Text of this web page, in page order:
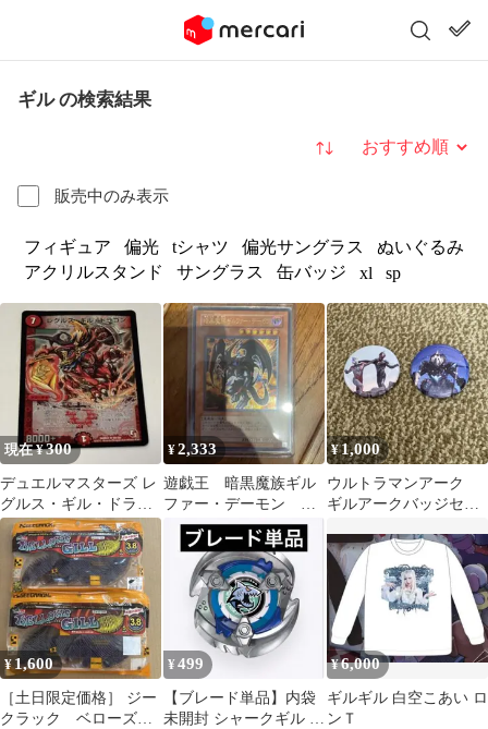
ギル の検索結果
販売中のみ表示
並び替え
フィギュア 偏光 tシャツ 偏光サングラス
ぬいぐるみ
アクリルスタンド
サングラス 缶バッジ xl sp
現在 ¥300
デュエルマスターズ レ
グルス・ギル・ドラゴ
ン
¥2,333
遊戯王 暗黒魔族ギル
ファー・デーモン レ
リーフ
¥1,000
ウルトラマンアーク
ギルアークバッジセッ
¥ 1,600
［土日限定価格］ ジー
クラック ベローズギ
¥499
【ブレード単品】内袋
未開封 シャークギル ベ
¥6,000
ギルギル 白空こあい ロ
ンＴ